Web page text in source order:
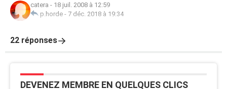
catera - 18 juil. 2008 à 12:59
p.horde - 7 déc. 2018 à 19:34
22 réponses
DEVENEZ MEMBRE EN QUELQUES CLICS